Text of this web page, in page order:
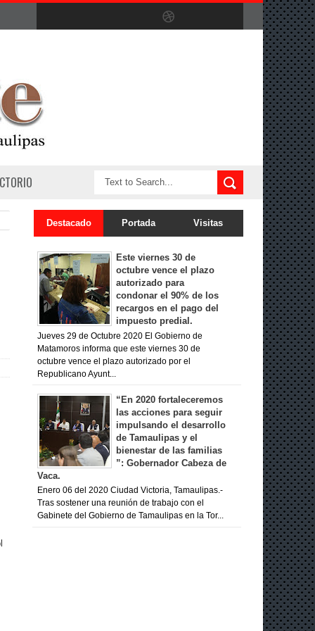
Destacado Portada Visitas
Este viernes 30 de
octubre vence el plazo
autorizado para
condonar el 90% de los
recargos en el pago del
impuesto predial.
Jueves 29 de Octubre 2020 El Gobierno de
Matamoros informa que este viernes 30 de
octubre vence el plazo autorizado por el
Republicano Ayunt...
“En 2020 fortaleceremos
las acciones para seguir
impulsando el desarrollo
de Tamaulipas y el
bienestar de las familias
”: Gobernador Cabeza de
Vaca.
Enero 06 del 2020 Ciudad Victoria, Tamaulipas.-
Tras sostener una reunión de trabajo con el
Gabinete del Gobierno de Tamaulipas en la Tor...